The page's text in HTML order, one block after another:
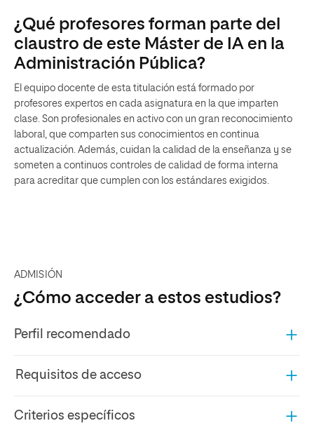
¿Qué profesores forman parte del
claustro de este Máster de IA en la
Administración Pública?
El equipo docente de esta titulación está formado por
profesores expertos en cada asignatura en la que imparten
clase. Son profesionales en activo con un gran reconocimiento
laboral, que comparten sus conocimientos en continua
actualización. Además, cuidan la calidad de la enseñanza y se
someten a continuos controles de calidad de forma interna
para acreditar que cumplen con los estándares exigidos.
ADMISIÓN
¿Cómo acceder a estos estudios?
Perfil recomendado
Requisitos de acceso
Criterios específicos